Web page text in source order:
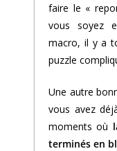
faire le «
vous soyez
macro, il y a
puzzle
Une autre
vous avez
moments où
terminés en